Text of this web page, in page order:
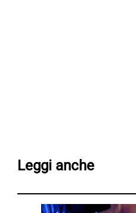
Leggi anche